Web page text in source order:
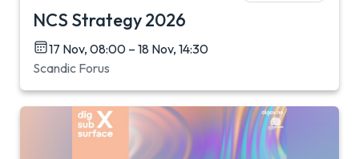
NCS Strategy 2026
17 Nov, 08:00 – 18 Nov, 14:30
Scandic Forus